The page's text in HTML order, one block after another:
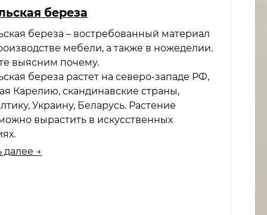
береза
береза – востребованный материал
мебели, а также в ножеделии.
выясним почему.
береза растет на северо-западе РФ,
Карелию, скандинавские страны,
Украину, Беларусь. Растение
вырастить в искусственных
далее →